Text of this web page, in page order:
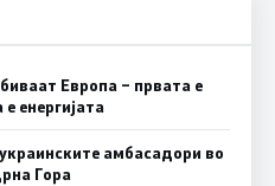
Европа – првата е
енергијата
амбасадори во
Гора